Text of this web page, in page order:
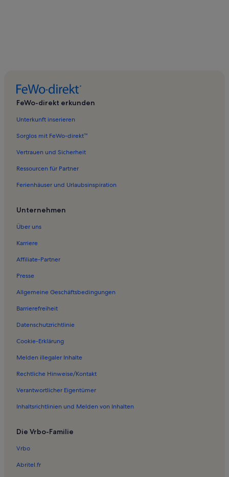
FeWo-direkt erkunden
Unterkunft inserieren
Sorglos mit FeWo-direkt™
Vertrauen und Sicherheit
Ressourcen für Partner
Ferienhäuser und Urlaubsinspiration
Unternehmen
Über uns
Karriere
Affiliate-Partner
Presse
Allgemeine Geschäftsbedingungen
Barrierefreiheit
Datenschutzrichtlinie
Cookie-Erklärung
Melden illegaler Inhalte
Rechtliche Hinweise/Kontakt
Verantwortlicher Eigentümer
Inhaltsrichtlinien und Melden von Inhalten
Die Vrbo-Familie
Vrbo
Abritel.fr